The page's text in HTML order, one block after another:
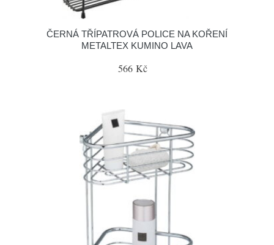
ČERNÁ TŘÍPATROVÁ POLICE NA KOŘENÍ
METALTEX KUMINO LAVA
566 Kč